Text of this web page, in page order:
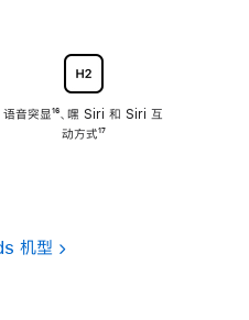
语音突显脚
注
¹⁶、嘿 Siri 和 Siri 互
动方式脚
¹⁷
机型